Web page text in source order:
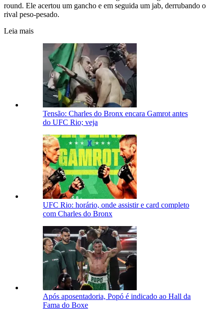
round. Ele acertou um gancho e em seguida um jab, derrubando o
rival peso-pesado.
Leia mais
Tensão: Charles do Bronx encara Gamrot antes
do UFC Rio; veja
UFC Rio: horário, onde assistir e card completo
com Charles do Bronx
Após aposentadoria, Popó é indicado ao Hall da
Fama do Boxe